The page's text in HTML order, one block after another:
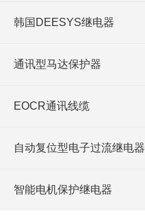
韩国DEESYS继电器
通讯型马达保护器
EOCR通讯线缆
自动复位型电子过流继电器
智能电机保护继电器